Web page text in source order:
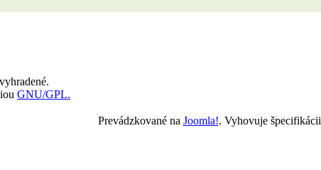
GNU/GPL.
Prevádzkované na Joomla!. Vyhovuje špecifikácii